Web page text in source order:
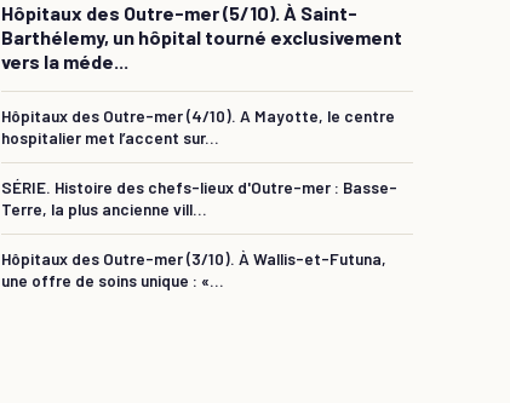
Hôpitaux des Outre-mer (5/10). À Saint-
Barthélemy, un hôpital tourné exclusivement
vers la méde...
Hôpitaux des Outre-mer (4/10). A Mayotte, le centre
hospitalier met l’accent sur...
SÉRIE. Histoire des chefs-lieux d'Outre-mer : Basse-
Terre, la plus ancienne vill...
Hôpitaux des Outre-mer (3/10). À Wallis-et-Futuna,
une offre de soins unique : «...